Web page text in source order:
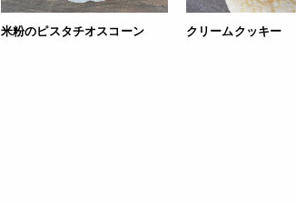
米粉のピスタチオスコーン クリームクッキー